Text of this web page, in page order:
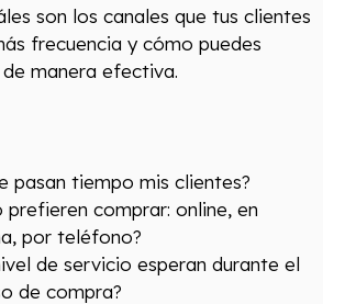
son los canales que tus clientes
frecuencia y cómo puedes
manera efectiva.
pasan tiempo mis clientes?
prefieren comprar: online, en
por teléfono?
de servicio esperan durante el
de compra?